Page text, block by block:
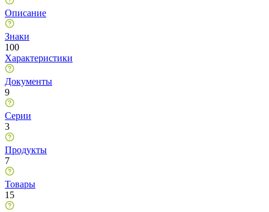
Описание
Знаки
100
Характеристики
Документы
9
Серии
3
Продукты
7
Товары
15